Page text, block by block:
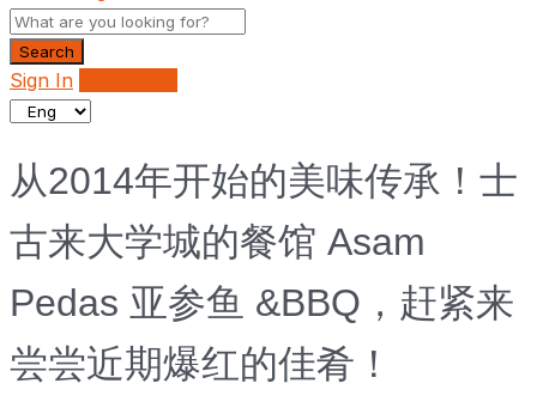
Search
Sign In
从2014年开始的美味传承！士
古来大学城的餐馆 Asam
Pedas 亚参鱼 &BBQ，赶紧来
尝尝近期爆红的佳肴！